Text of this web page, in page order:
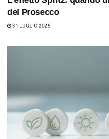
del Prosecco
31 LUGLIO 2026